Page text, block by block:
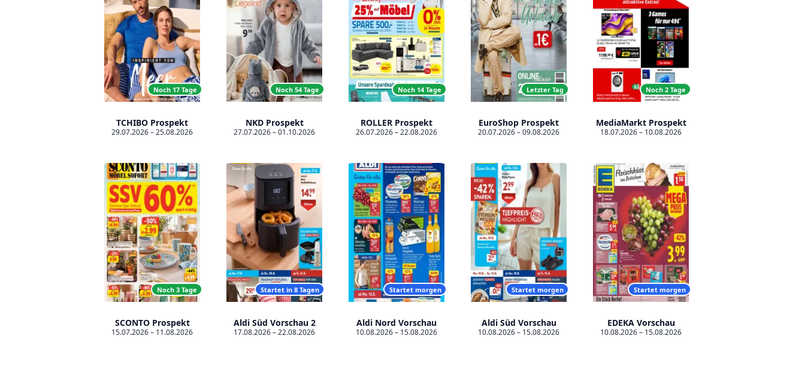
Noch 17 Tage
TCHIBO Prospekt
29.07.2026 – 25.08.2026
Noch 54 Tage
NKD Prospekt
27.07.2026 – 01.10.2026
Noch 14 Tage
ROLLER Prospekt
26.07.2026 – 22.08.2026
Letzter Tag
EuroShop Prospekt
20.07.2026 – 09.08.2026
Noch 2 Tage
MediaMarkt Prospekt
18.07.2026 – 10.08.2026
Noch 3 Tage
SCONTO Prospekt
15.07.2026 – 11.08.2026
Startet in 8 Tagen
Aldi Süd Vorschau 2
17.08.2026 – 22.08.2026
Startet morgen
Aldi Nord Vorschau
10.08.2026 – 15.08.2026
Startet morgen
Aldi Süd Vorschau
10.08.2026 – 15.08.2026
Startet morgen
EDEKA Vorschau
10.08.2026 – 15.08.2026